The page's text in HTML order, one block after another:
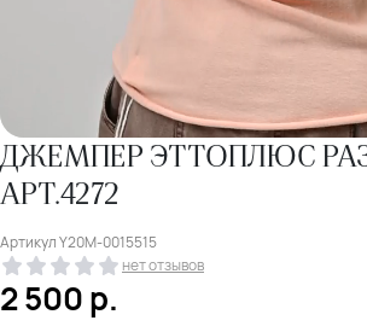
ДЖЕМПЕР ЭТТОПЛЮС
АРТ.4272
АртикулY20M-0015515
нет отзывов
2 500р.